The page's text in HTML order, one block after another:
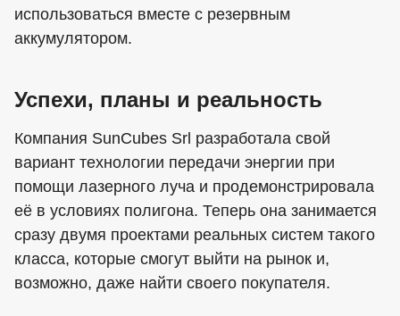
использоваться вместе с резервным
аккумулятором.
Успехи, планы и реальность
Компания SunCubes Srl разработала свой
вариант технологии передачи энергии при
помощи лазерного луча и продемонстрировала
её в условиях полигона. Теперь она занимается
сразу двумя проектами реальных систем такого
класса, которые смогут выйти на рынок и,
возможно, даже найти своего покупателя.